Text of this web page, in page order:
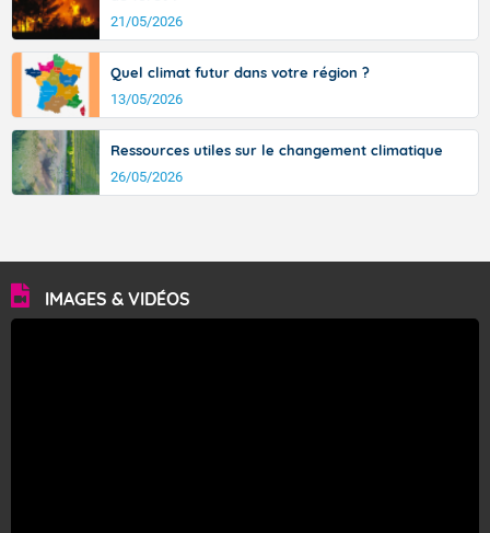
21/05/2026
Quel climat futur dans votre région ?
13/05/2026
Ressources utiles sur le changement climatique
26/05/2026
IMAGES & VIDÉOS